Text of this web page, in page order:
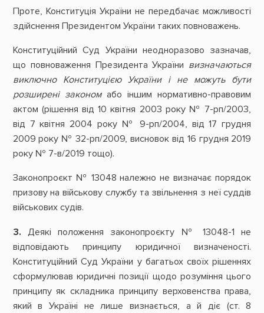
Проте, Конституція України не передбачає можливості
здійснення Президентом України таких повноважень.
Конституційний Суд України неодноразово зазначав,
що повноваження Президента України визначаються
виключно Конституцією України і не можуть бути
розширені закономабо іншим нормативно-правовим
актом (рішення від 10 квітня 2003 року № 7-рп/2003,
від 7 квітня 2004 року № 9-рп/2004, від 17 грудня
2009 року № 32-рп/2009, висновок від 16 грудня 2019
року № 7-в/2019 тощо).
Законопроєкт № 13048 належно не визначає порядок
призову на військову службу та звільнення з неї суддів
військових судів.
3. Деякі положення законопроєкту № 13048-1 не
відповідають принципу юридичної визначеності.
Конституційний Суд України у багатьох своїх рішеннях
сформулював юридичні позиції щодо розуміння цього
принципу як складника принципу верховенства права,
який в Україні не лише визнається, а й діє (ст. 8